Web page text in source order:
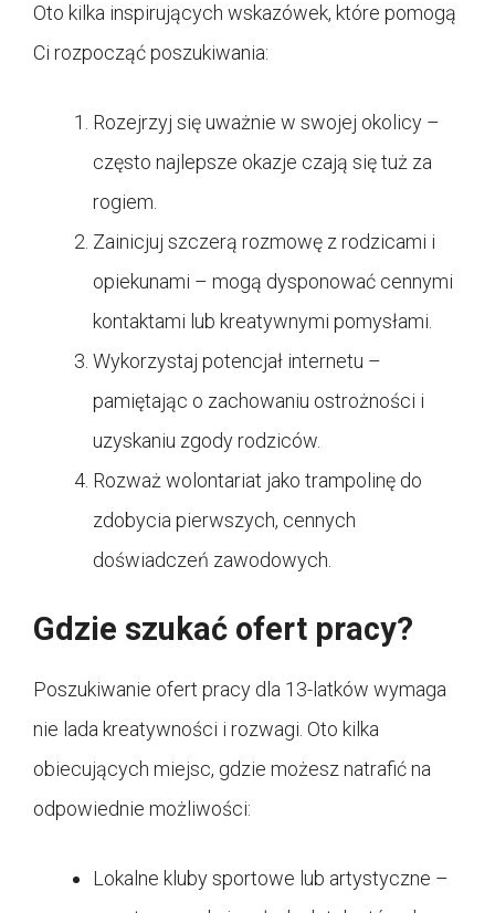
Oto kilka inspirujących wskazówek, które pomogą
Ci rozpocząć poszukiwania:
Rozejrzyj się uważnie w swojej okolicy –
często najlepsze okazje czają się tuż za
rogiem.
Zainicjuj szczerą rozmowę z rodzicami i
opiekunami – mogą dysponować cennymi
kontaktami lub kreatywnymi pomysłami.
Wykorzystaj potencjał internetu –
pamiętając o zachowaniu ostrożności i
uzyskaniu zgody rodziców.
Rozważ wolontariat jako trampolinę do
zdobycia pierwszych, cennych
doświadczeń zawodowych.
Gdzie szukać ofert pracy?
Poszukiwanie ofert pracy dla 13-latków wymaga
nie lada kreatywności i rozwagi. Oto kilka
obiecujących miejsc, gdzie możesz natrafić na
odpowiednie możliwości:
Lokalne kluby sportowe lub artystyczne –